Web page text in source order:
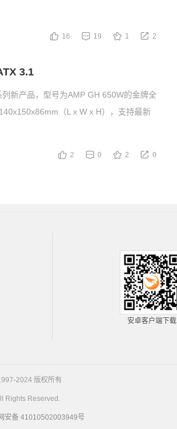
16 19 1 2
3.1
新产品，型号为AMP GH 650W的金牌全
（L x W x H），支持最新
2 0 2 0
安卓客户端下载
2024 版权所有
Rights Reserved.
安备 41010502003949号